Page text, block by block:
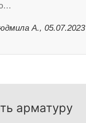
А., 05.07.2023
арматуру